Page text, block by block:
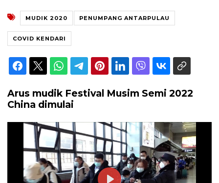
MUDIK 2020 PENUMPANG ANTARPULAU
COVID KENDARI
Arus mudik Festival Musim Semi 2022
China dimulai